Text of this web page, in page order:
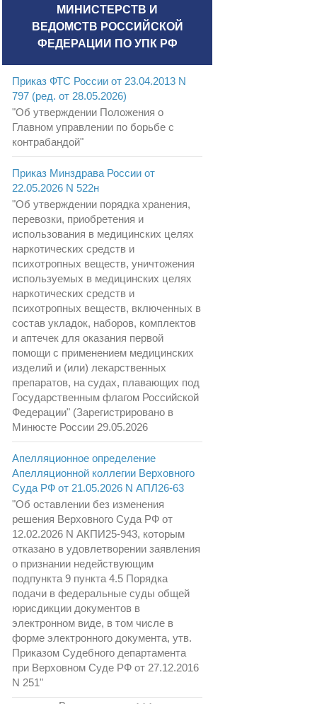
МИНИСТЕРСТВ И
ВЕДОМСТВ РОССИЙСКОЙ
ФЕДЕРАЦИИ ПО УПК РФ
Приказ ФТС России от 23.04.2013 N
797 (ред. от 28.05.2026)
"Об утверждении Положения о
Главном управлении по борьбе с
контрабандой"
Приказ Минздрава России от
22.05.2026 N 522н
"Об утверждении порядка хранения,
перевозки, приобретения и
использования в медицинских целях
наркотических средств и
психотропных веществ, уничтожения
используемых в медицинских целях
наркотических средств и
психотропных веществ, включенных в
состав укладок, наборов, комплектов
и аптечек для оказания первой
помощи с применением медицинских
изделий и (или) лекарственных
препаратов, на судах, плавающих под
Государственным флагом Российской
Федерации" (Зарегистрировано в
Минюсте России 29.05.2026
Апелляционное определение
Апелляционной коллегии Верховного
Суда РФ от 21.05.2026 N АПЛ26-63
"Об оставлении без изменения
решения Верховного Суда РФ от
12.02.2026 N АКПИ25-943, которым
отказано в удовлетворении заявления
о признании недействующим
подпункта 9 пункта 4.5 Порядка
подачи в федеральные суды общей
юрисдикции документов в
электронном виде, в том числе в
форме электронного документа, утв.
Приказом Судебного департамента
при Верховном Суде РФ от 27.12.2016
N 251"